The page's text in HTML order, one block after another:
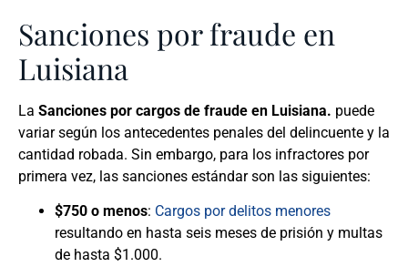
Sanciones por fraude en
Luisiana
La Sanciones por cargos de fraude en Luisiana. puede
variar según los antecedentes penales del delincuente y la
cantidad robada. Sin embargo, para los infractores por
primera vez, las sanciones estándar son las siguientes:
$750 o menos: Cargos por delitos menores
resultando en hasta seis meses de prisión y multas
de hasta $1.000.